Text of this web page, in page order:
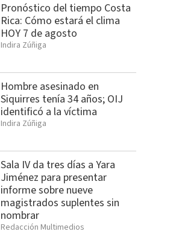
Pronóstico del tiempo Costa
Rica: Cómo estará el clima
HOY 7 de agosto
Indira Zúñiga
Hombre asesinado en
Siquirres tenía 34 años; OIJ
identificó a la víctima
Indira Zúñiga
Sala IV da tres días a Yara
Jiménez para presentar
informe sobre nueve
magistrados suplentes sin
nombrar
Redacción Multimedios